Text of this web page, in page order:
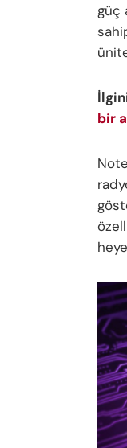
güç
bir